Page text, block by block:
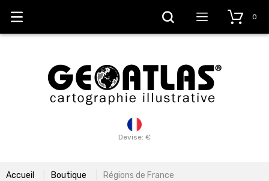
Devise: €
0
Accueil Boutique Régions de France